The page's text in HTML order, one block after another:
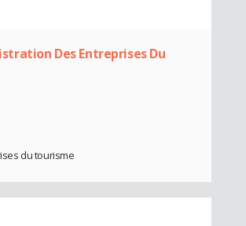
Des Entreprises Du
du tourisme